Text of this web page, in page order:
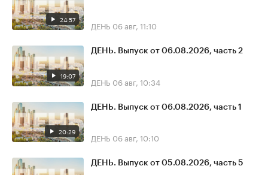
24:57 ДЕНЬ 06 авг, 11:10
19:07
ДЕНЬ. Выпуск от 06.08.2026, часть 2
ДЕНЬ 06 авг, 10:34
20:29
ДЕНЬ. Выпуск от 06.08.2026, часть 1
ДЕНЬ 06 авг, 10:10
ДЕНЬ. Выпуск от 05.08.2026, часть 5